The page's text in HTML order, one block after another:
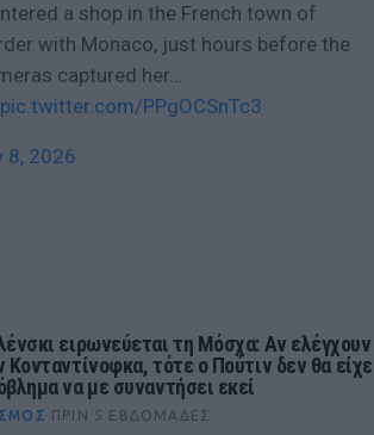
a shop in the French town of
with Monaco, just hours before the
captured her…
pic.twitter.com/PPgOCSnTc3
8, 2026
ειρωνεύεται τη Μόσχα: Αν ελέγχουν
Κονταντίνοφκα, τότε ο Πούτιν δεν θα είχε
να με συναντήσει εκεί
ΠΡΙΝ 5 ΕΒΔΟΜΆΔΕΣ